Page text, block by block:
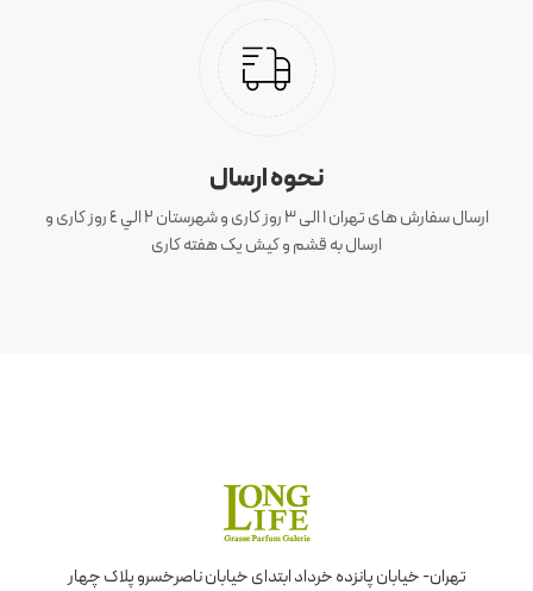
نحوه ارسال
ارسال سفارش های تهران 1 الی 3 روز کاری و شهرستان ٢ الي ٤ روز کاری و
ارسال به قشم و کیش یک هفته کاری
تهران- خیابان پانزده خرداد ابتدای خیابان ناصرخسرو پلاک چهار